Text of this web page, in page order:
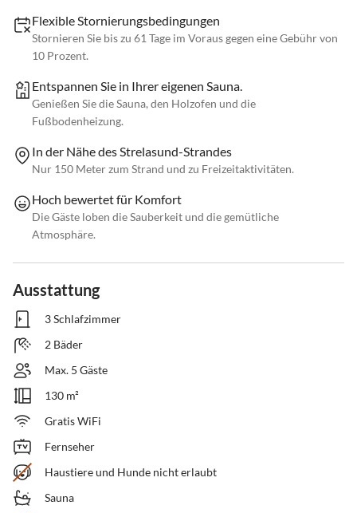
Flexible Stornierungsbedingungen
Stornieren Sie bis zu 61 Tage im Voraus gegen eine Gebühr von
10 Prozent.
Entspannen Sie in Ihrer eigenen Sauna.
Genießen Sie die Sauna, den Holzofen und die
Fußbodenheizung.
In der Nähe des Strelasund-Strandes
Nur 150 Meter zum Strand und zu Freizeitaktivitäten.
Hoch bewertet für Komfort
Die Gäste loben die Sauberkeit und die gemütliche
Atmosphäre.
Ausstattung
3 Schlafzimmer
2 Bäder
Max. 5 Gäste
130 m²
Gratis WiFi
Fernseher
Haustiere und Hunde nicht erlaubt
Sauna